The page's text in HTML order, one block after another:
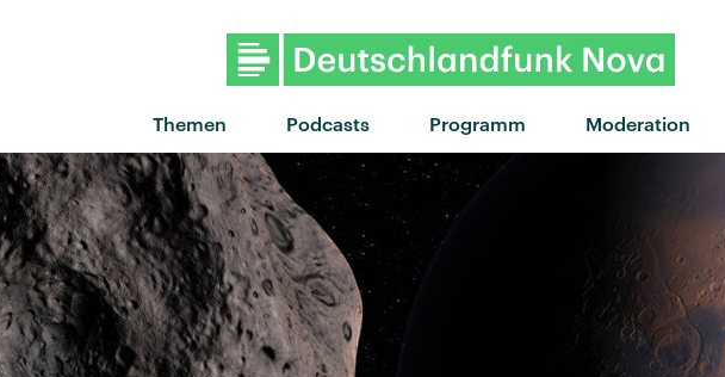
Themen Podcasts Programm Moderation
"Defibrillator" von The Snuts